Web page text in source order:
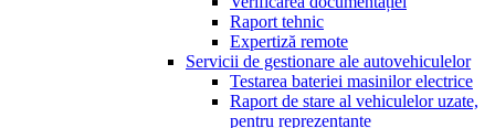
Raport tehnic
Expertiză remote
Servicii de gestionare ale autovehiculelor
Testarea bateriei masinilor electrice
Raport de stare al vehiculelor uzate,
pentru reprezentanțe